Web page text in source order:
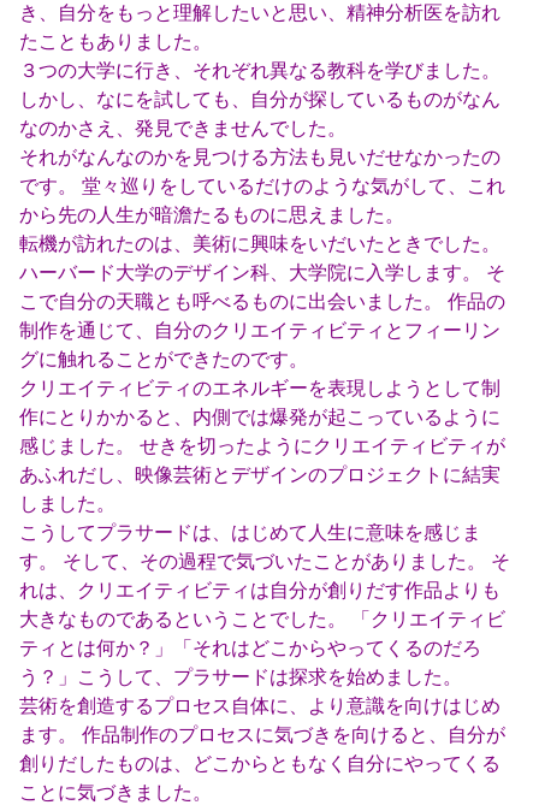
き、自分をもっと理解したいと思い、精神分析医を訪れ
たこともありました。
３つの大学に行き、それぞれ異なる教科を学びました。
しかし、なにを試しても、自分が探しているものがなん
なのかさえ、発見できませんでした。
それがなんなのかを見つける方法も見いだせなかったの
です。 堂々巡りをしているだけのような気がして、これ
から先の人生が暗澹たるものに思えました。
転機が訪れたのは、美術に興味をいだいたときでした。
ハーバード大学のデザイン科、大学院に入学します。 そ
こで自分の天職とも呼べるものに出会いました。 作品の
制作を通じて、自分のクリエイティビティとフィーリン
グに触れることができたのです。
クリエイティビティのエネルギーを表現しようとして制
作にとりかかると、内側では爆発が起こっているように
感じました。 せきを切ったようにクリエイティビティが
あふれだし、映像芸術とデザインのプロジェクトに結実
しました。
こうしてプラサードは、はじめて人生に意味を感じま
す。 そして、その過程で気づいたことがありました。 そ
れは、クリエイティビティは自分が創りだす作品よりも
大きなものであるということでした。 「クリエイティビ
ティとは何か？」「それはどこからやってくるのだろ
う？」こうして、プラサードは探求を始めました。
芸術を創造するプロセス自体に、より意識を向けはじめ
ます。 作品制作のプロセスに気づきを向けると、自分が
創りだしたものは、どこからともなく自分にやってくる
ことに気づきました。